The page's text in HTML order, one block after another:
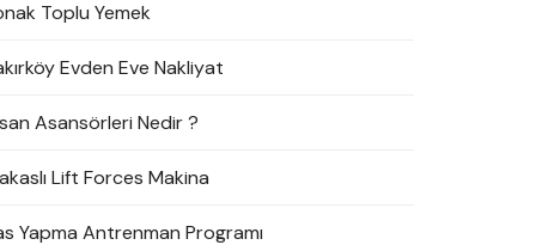
Toplu Yemek
Evden Eve Nakliyat
Asansörleri Nedir ?
Lift Forces Makina
Yapma Antrenman Programı